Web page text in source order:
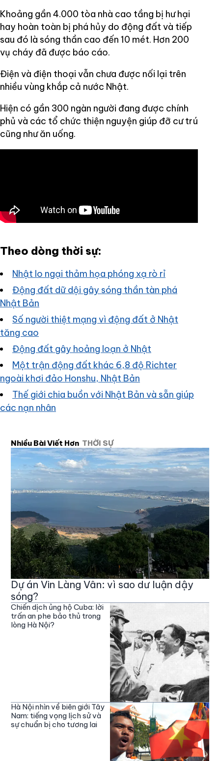
Khoảng gần 4.000 tòa nhà cao tầng bị hư hại
hay hoàn toàn bị phá hủy do động đất và tiếp
sau đó là sóng thần cao đến 10 mét. Hơn 200
vụ cháy đã được báo cáo.
Điện và điện thoại vẫn chưa được nối lại trên
nhiều vùng khắp cả nước Nhật.
Hiện có gần 300 ngàn người đang được chính
phủ và các tổ chức thiện nguyện giúp đỡ cư trú
cũng như ăn uống.
Theo dòng thời sự:
Nhật lo ngại thảm họa phóng xạ rò rỉ
Động đất dữ dội gây sóng thần tàn phá
Nhật Bản
Số người thiệt mạng vì động đất ở Nhật
tăng cao
Động đất gây hoảng loạn ở Nhật
Một trận động đất khác 6,8 độ Richter
ngoài khơi đảo Honshu, Nhật Bản
Thế giới chia buồn với Nhật Bản và sẵn giúp
các nạn nhân
Nhiều Bài Viết Hơn THỜI SỰ
Dự án Vin Làng Vân: vì sao dư luận dậy
sóng?
Chiến dịch ủng hộ Cuba: lời
trấn an phe bảo thủ trong
lòng Hà Nội?
Hà Nội nhìn về biên giới Tây
Nam: tiếng vọng lịch sử và
sự chuẩn bị cho tương lai